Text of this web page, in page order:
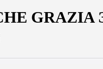
GRAZIA